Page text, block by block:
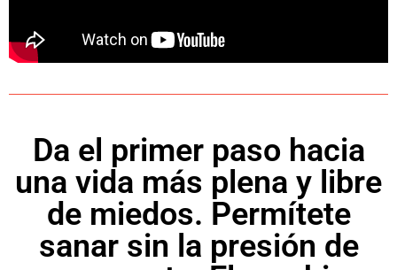
Da el primer paso hacia
una vida más plena y libre
de miedos. Permítete
sanar sin la presión de